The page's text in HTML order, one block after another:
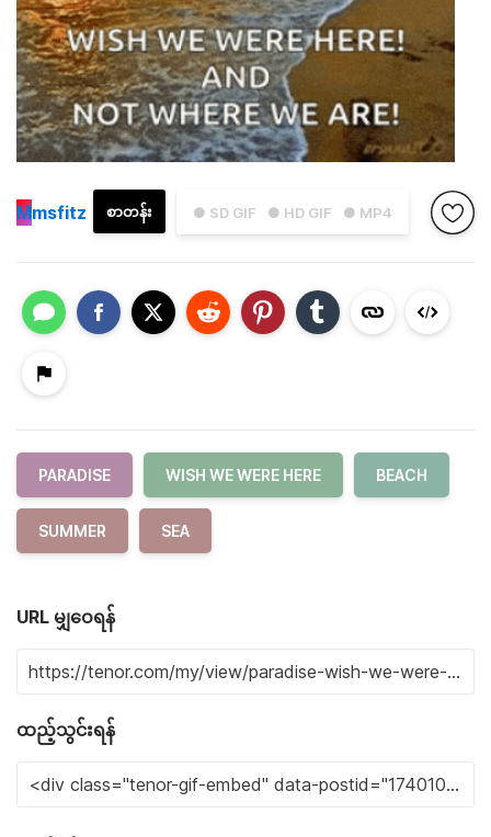
● SD GIF ● HD GIF ● MP4
စာတန်း
Mmsfitz
PARADISE WISH WE WERE HERE BEACH
SUMMER SEA
URL မျှဝေရန်
ထည့်သွင်းရန်